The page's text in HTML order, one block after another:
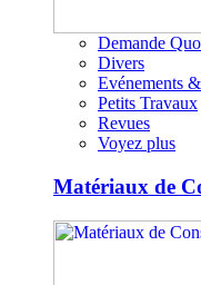
Demande
Divers
Evénements
Petits Travaux
Revues
Voyez plus
Matériaux de